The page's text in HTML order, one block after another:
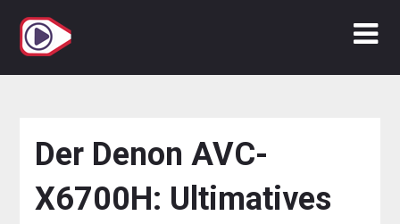
Inhalt
springen
Der Denon AVC-
X6700H: Ultimatives